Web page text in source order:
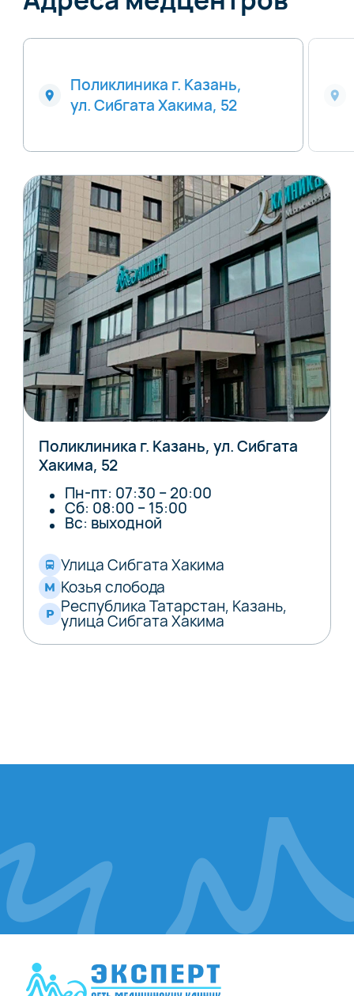
Поликлиника г. Казань,
ул. Сибгата Хакима, 52
Поликлиника г. Казань, ул. Сибгата
Хакима, 52
Пн-пт: 07:30 – 20:00
Сб: 08:00 – 15:00
Вс: выходной
Улица Сибгата Хакима
Козья слобода
Республика Татарстан, Казань,
улица Сибгата Хакима